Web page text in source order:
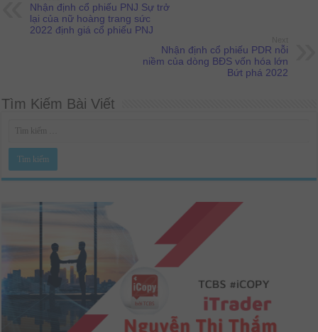
Nhận định cổ phiếu PNJ Sự trở
lại của nữ hoàng trang sức
2022 định giá cổ phiếu PNJ
Nhận định cổ phiếu PDR nỗi
niềm của dòng BĐS vốn hóa lớn
Bứt phá 2022
Tìm Kiếm Bài Viết